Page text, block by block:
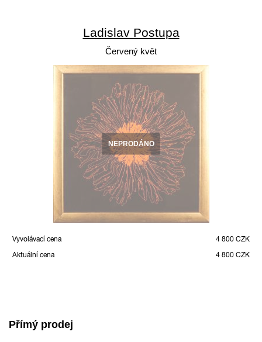
Ladislav Postupa
Červený květ
NEPRODÁNO
Vyvolávací cena
4 800 CZK
Aktuální cena
4 800 CZK
Přímý prodej